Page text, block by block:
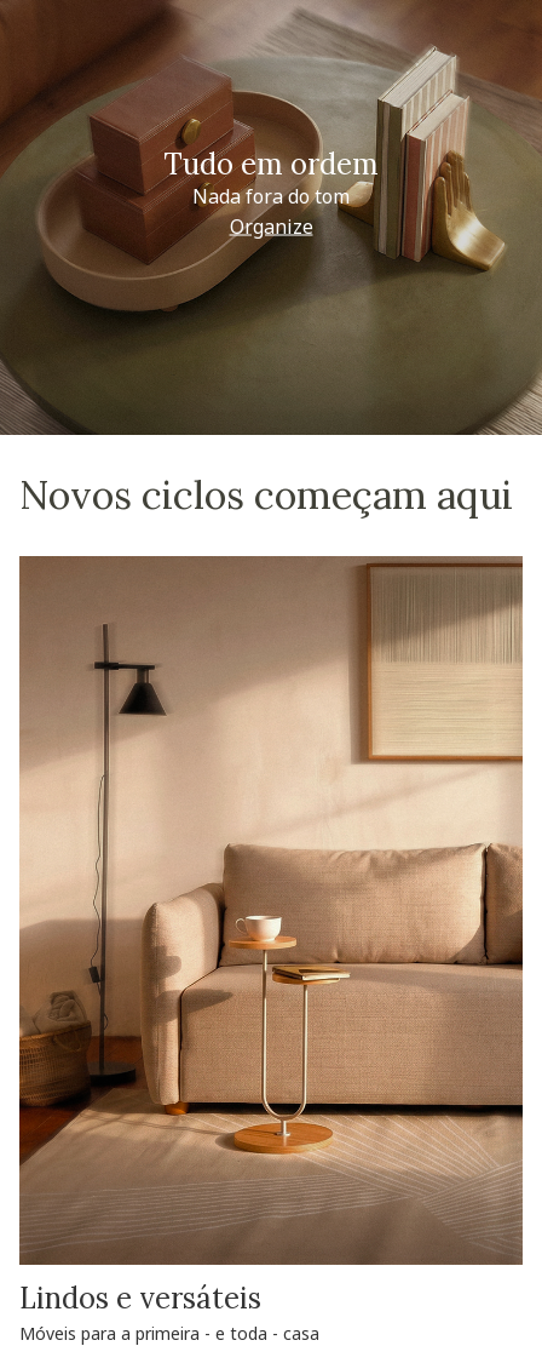
Tudo em ordem
Nada fora do tom
Organize
Novos ciclos começam aqui
Lindos e versáteis
Móveis para a primeira - e toda - casa